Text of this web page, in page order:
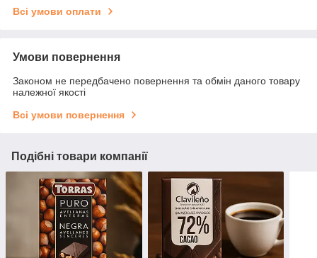
Всі умови оплати
Умови повернення
Законом не передбачено повернення та обмін даного товару
належної якості
Всі умови повернення
Подібні товари компанії